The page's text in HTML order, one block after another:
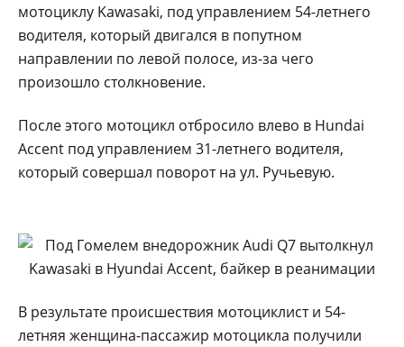
мотоциклу Kawasaki, под управлением 54-летнего
водителя, который двигался в попутном
направлении по левой полосе, из-за чего
произошло столкновение.
После этого мотоцикл отбросило влево в Hundai
Accent под управлением 31-летнего водителя,
который совершал поворот на ул. Ручьевую.
В результате происшествия мотоциклист и 54-
летняя женщина-пассажир мотоцикла получили